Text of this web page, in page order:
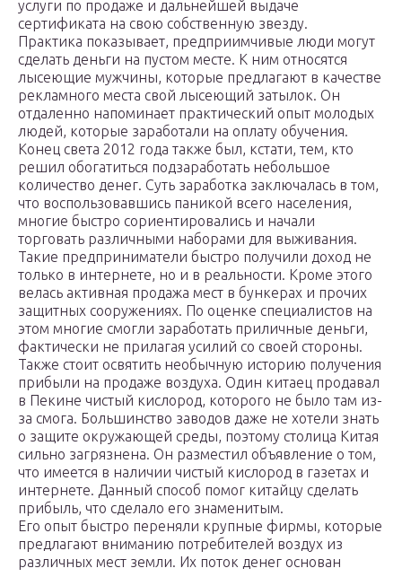
услуги по продаже и дальнейшей выдаче
сертификата на свою собственную звезду.
Практика показывает, предприимчивые люди могут
сделать деньги на пустом месте. К ним относятся
лысеющие мужчины, которые предлагают в качестве
рекламного места свой лысеющий затылок. Он
отдаленно напоминает практический опыт молодых
людей, которые заработали на оплату обучения.
Конец света 2012 года также был, кстати, тем, кто
решил обогатиться подзаработать небольшое
количество денег. Суть заработка заключалась в том,
что воспользовавшись паникой всего населения,
многие быстро сориентировались и начали
торговать различными наборами для выживания.
Такие предприниматели быстро получили доход не
только в интернете, но и в реальности. Кроме этого
велась активная продажа мест в бункерах и прочих
защитных сооружениях. По оценке специалистов на
этом многие смогли заработать приличные деньги,
фактически не прилагая усилий со своей стороны.
Также стоит освятить необычную историю получения
прибыли на продаже воздуха. Один китаец продавал
в Пекине чистый кислород, которого не было там из-
за смога. Большинство заводов даже не хотели знать
о защите окружающей среды, поэтому столица Китая
сильно загрязнена. Он разместил объявление о том,
что имеется в наличии чистый кислород в газетах и
интернете. Данный способ помог китайцу сделать
прибыль, что сделало его знаменитым.
Его опыт быстро переняли крупные фирмы, которые
предлагают вниманию потребителей воздух из
различных мест земли. Их поток денег основан